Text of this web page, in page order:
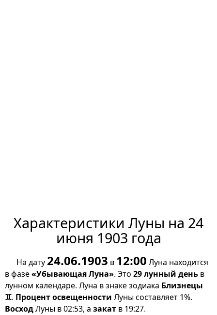
Характеристики Луны на 24
июня 1903 года
На дату 24.06.1903 в 12:00 Луна находится
в фазе«Убывающая Луна». Это 29 лунный день в
лунном календаре. Луна в знаке зодиака Близнецы
♊. Процент освещенности Луны составляет 1%.
ВосходЛуны в 02:53, а закат в 19:27.